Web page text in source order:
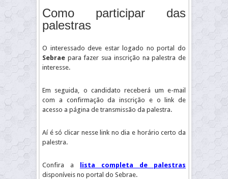
Como participar das
palestras
O interessado deve estar logado no portal do
Sebrae para fazer sua inscrição na palestra de
interesse.
Em seguida, o candidato receberá um e-mail
com a confirmação da inscrição e o link de
acesso a página de transmissão da palestra.
Aí é só clicar nesse link no dia e horário certo da
palestra.
Confira a
lista completa de palestras
disponíveis no portal do Sebrae.